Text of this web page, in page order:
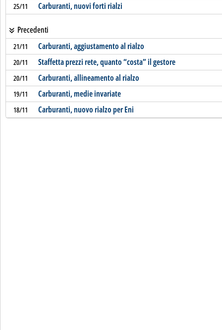
25/11 Carburanti, nuovi forti rialzi
Precedenti
21/11 Carburanti, aggiustamento al rialzo
20/11 Staffetta prezzi rete, quanto “costa” il gestore
20/11 Carburanti, allineamento al rialzo
19/11 Carburanti, medie invariate
18/11 Carburanti, nuovo rialzo per Eni